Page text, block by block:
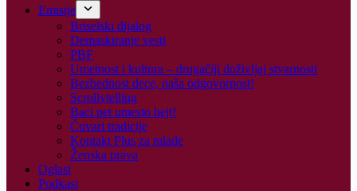
Emisije
Briselski dijalog
Demaskiranje vesti
PBF
Umetnost i kultura – drugačiji doživljaj stvarnosti
Bezbednost dece, naša odgovornost!
Scrollytelling
Baci pet umesto hejt!
Čuvari tradicije
Kontakt Plus za mlade
Ženska prava
Oglasi
Podkast